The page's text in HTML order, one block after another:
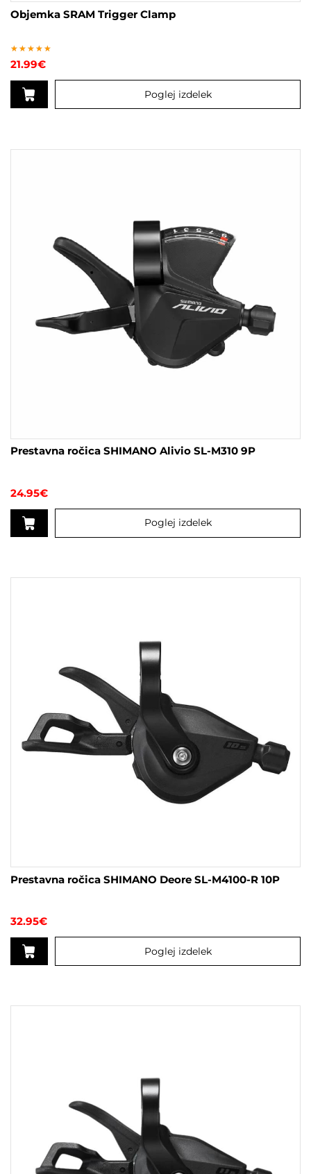
Objemka SRAM Trigger Clamp
Ocenjeno
5.00
21.99€
Poglej izdelek
Prestavna ročica SHIMANO Alivio SL-M310 9P
24.95€
Poglej izdelek
Prestavna ročica SHIMANO Deore SL-M4100-R 10P
32.95€
Poglej izdelek